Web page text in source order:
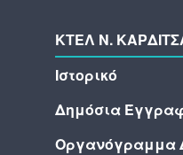
ΚΤΕΛ N.
Ιστορικό
Δημόσια
Οργανόγραμμα